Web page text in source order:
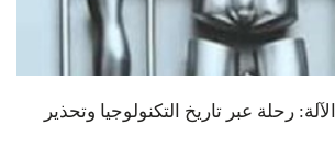
رحلة عبر تاريخ التكنولوجيا وتحذير